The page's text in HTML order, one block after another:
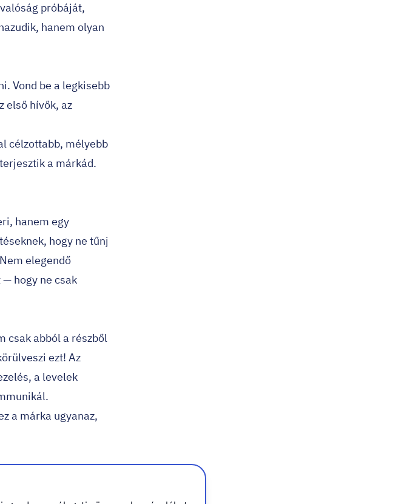
próbáját,
hanem olyan
Vond be a legkisebb
első hívők, az
célzottabb, mélyebb
a márkád.
hanem egy
hogy ne tűnj
elegendő
hogy ne csak
csak abból a részből
ezt! Az
a levelek
a márka ugyanaz,